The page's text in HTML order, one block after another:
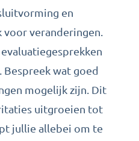
en
veranderingen.
Bespreek wat goed
mogelijk zijn. Dit
uitgroeien tot
jullie allebei om te